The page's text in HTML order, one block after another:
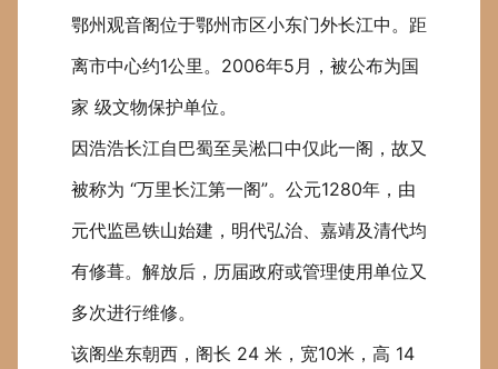
鄂州观音阁位于鄂州市区小东门外长江中。距
离市中心约1公里 。 2006年5 月，被公布为国
家 级文物保护单位。
因浩浩长江自巴蜀至吴淞口中仅此一阁，故又
被称为 “万里长江第一阁”。公元1280年，由
元代监邑铁山始建，明代弘治、嘉靖及清代均
有修葺。解放后，历届政府或管理使用单位又
多次进行维修。
该阁坐东朝西，阁长 24 米 ， 宽10米 ， 高 14